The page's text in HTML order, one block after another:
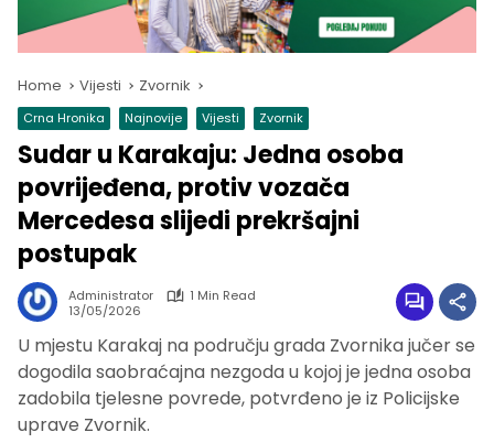
Home Vijesti Zvornik
Crna Hronika Najnovije Vijesti Zvornik
Sudar u Karakaju: Jedna osoba
povrijeđena, protiv vozača
Mercedesa slijedi prekršajni
postupak
Administrator
1 Min Read
13/05/2026
U mjestu Karakaj na području grada Zvornika jučer se
dogodila saobraćajna nezgoda u kojoj je jedna osoba
zadobila tjelesne povrede, potvrđeno je iz Policijske
uprave Zvornik.